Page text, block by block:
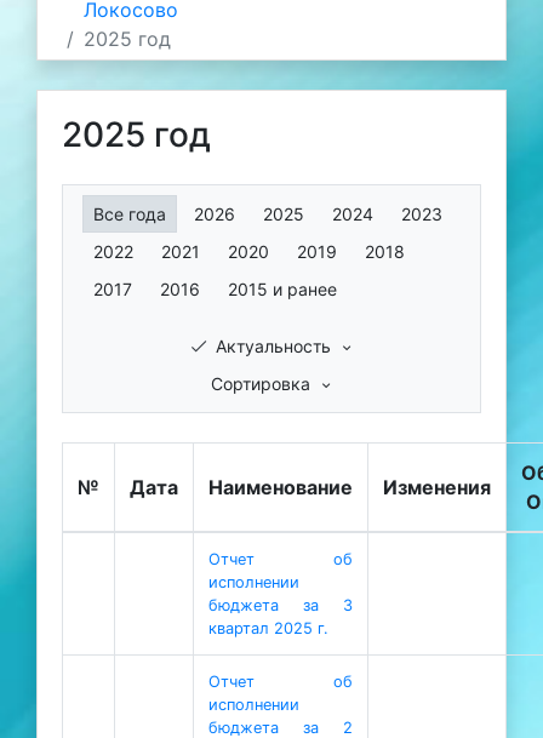
Локосово
2025 год
2025 год
Все года 2026 2025 2024
2023
2022
2021 2020 2019
2018
2017
2016 2015 и ранее
Актуальность
Сортировка
№ Дата Наименование Изменения
Отчет об
исполнении
бюджета за 3
квартал 2025 г.
Отчет об
исполнении
бюджета за 2